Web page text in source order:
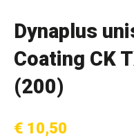
Dynaplus
Coating CK
(200)
€ 10,50